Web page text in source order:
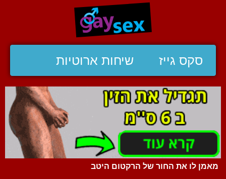
סקס גייז שיחות ארוטיות
מאמן לו את החור של הרקטום היטב